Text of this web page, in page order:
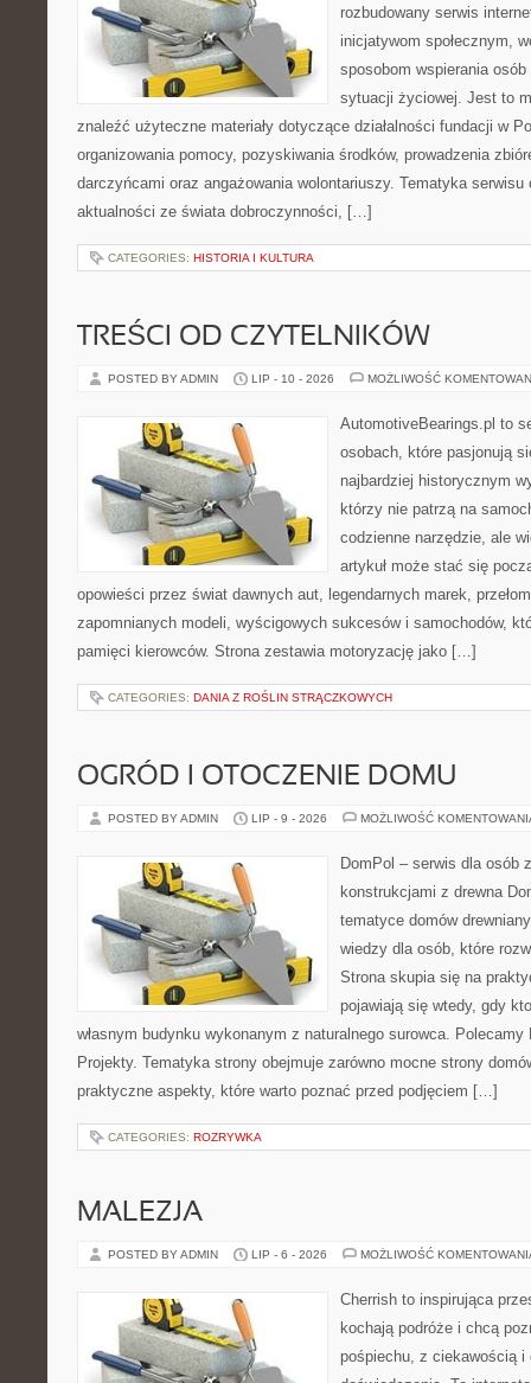
rozbudowany serwis
inicjatywom społecznym,
sposobom wspierania
sytuacji życiowej. Jest to
znaleźć użyteczne materiały dotyczące działalności fundacji w
organizowania pomocy, pozyskiwania środków, prowadzenia
darczyńcami oraz angażowania wolontariuszy. Tematyka
aktualności ze świata dobroczynności, […]
CATEGORIES: HISTORIA I KULTURA
TREŚCI OD CZYTELNIKÓW
POSTED BY ADMIN LIP - 10 - 2026 MOŻLIWOŚĆ
AutomotiveBearings.pl to
osobach, które pasjonują
najbardziej historycznym
którzy nie patrzą na
codzienne narzędzie, ale
artykuł może stać się
opowieści przez świat dawnych aut, legendarnych marek,
zapomnianych modeli, wyścigowych sukcesów i samochodów,
pamięci kierowców. Strona zestawia motoryzację jako […]
CATEGORIES: DANIA Z ROŚLIN STRĄCZKOWYCH
OGRÓD I OTOCZENIE DOMU
POSTED BY ADMIN LIP - 9 - 2026 MOŻLIWOŚĆ
DomPol – serwis dla osób
konstrukcjami z drewna
tematyce domów
wiedzy dla osób, które
Strona skupia się na
pojawiają się wtedy, gdy
własnym budynku wykonanym z naturalnego surowca.
Projekty. Tematyka strony obejmuje zarówno mocne strony
praktyczne aspekty, które warto poznać przed podjęciem […]
CATEGORIES: ROZRYWKA
MALEZJA
POSTED BY ADMIN LIP - 6 - 2026 MOŻLIWOŚĆ
Cherrish to inspirująca
kochają podróże i chcą
pośpiechu, z ciekawością i